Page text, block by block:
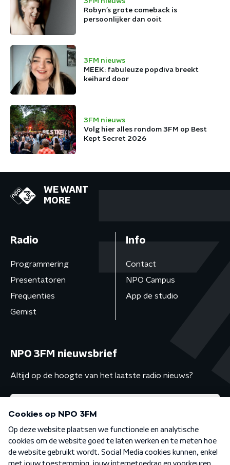
Robyn’s grote comeback is
persoonlijker dan ooit
3FM nieuws
MEEK: fabuleuze popdiva breekt
keihard door
3FM nieuws
Volg hier alles rondom 3FM op Best
Kept Secret 2026
WE WANT
MORE
Radio
Programmering
Presentatoren
Frequenties
Gemist
Info
Contact
NPO Campus
App de studio
NPO 3FM nieuwsbrief
Altijd op de hoogte van het laatste radio nieuws?
Algemene voorwaarden Privacybeleid